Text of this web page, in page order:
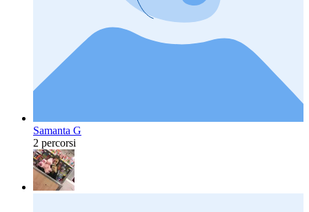
Samanta G
2 percorsi